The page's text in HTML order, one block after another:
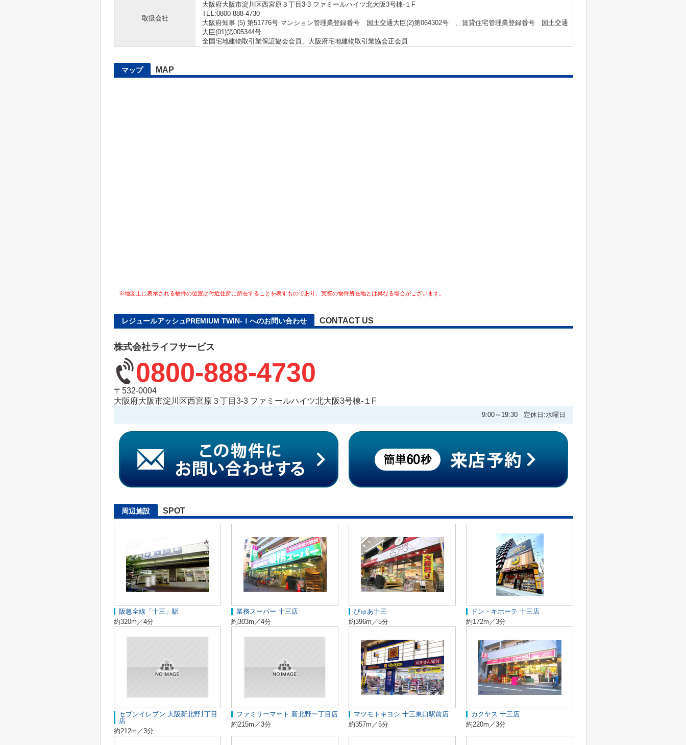
取扱会社
大阪府大阪市淀川区西宮原３丁目3-3 ファミールハイツ北大阪3号棟-１F
TEL:0800-888-4730
大阪府知事 (5) 第51776号 マンション管理業登録番号 国土交通大臣(2)第064302号 、賃貸住宅管理業登録番号 国土交通
大臣(01)第005344号
全国宅地建物取引業保証協会会員、大阪府宅地建物取引業協会正会員
マップ MAP
※地図上に表示される物件の位置は付近住所に所在することを表すものであり、実際の物件所在地とは異なる場合がございます。
レジュールアッシュPREMIUM TWIN-Ⅰへのお問い合わせ CONTACT US
株式会社ライフサービス
0800-888-4730
〒532-0004
大阪府大阪市淀川区西宮原３丁目3-3 ファミールハイツ北大阪3号棟-１F
9:00～19:30 定休日:水曜日
周辺施設 SPOT
阪急全線「十三」駅
約320m／4分
業務スーパー 十三店
約303m／4分
ぴゅあ十三
約396m／5分
ドン・キホーテ 十三店
約172m／3分
セブンイレブン 大阪新北野1丁目
店
約212m／3分
ファミリーマート 新北野一丁目店
約215m／3分
マツモトキヨシ 十三東口駅前店
約357m／5分
カクヤス 十三店
約220m／3分